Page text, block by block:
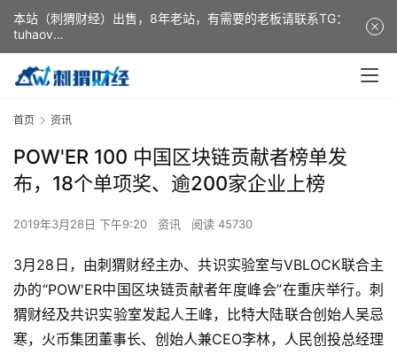
首页 资讯
POW'ER 100 中国区块链贡献者榜单发
布，18个单项奖、逾200家企业上榜
2019年3月28日 下午9:20 资讯 阅读 45730
3月28日，由刺猬财经主办、共识实验室与VBLOCK联合主
办的“POW'ER中国区块链贡献者年度峰会”在重庆举行。刺
猬财经及共识实验室发起人王峰，比特大陆联合创始人吴忌
寒，火币集团董事长、创始人兼CEO李林，人民创投总经理
本站（刺猬财经）出售，8年老站，有需要的老板请联系TG：
tuhaov
This website (ciweicaijing) is for sale. It is a 8-year-old
website. If you need it, please contact TG: tuhaov